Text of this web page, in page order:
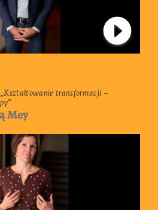
transformacji –
Mey